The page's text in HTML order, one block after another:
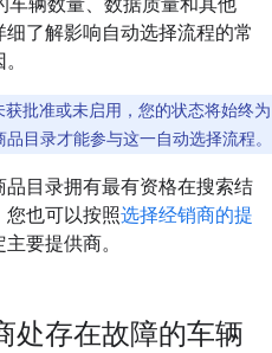
了解影响自动选择流程的常
获批准或未启用，您的状态将始终为
目录才能参与这一自动选择流程。
目录拥有最有资格在搜索结
您也可以按照选择经销商的提
要提供商。
处存在故障的车辆